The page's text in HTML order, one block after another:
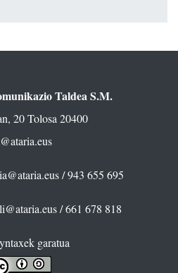
Taldea S.M.
20 Tolosa 20400
/ 943 655 695
/ 661 678 818
garatua